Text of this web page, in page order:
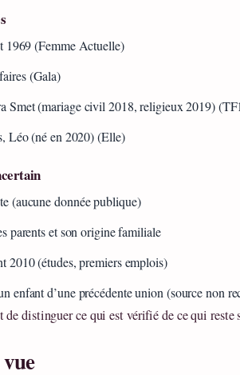
1969 (Femme Actuelle)
(Gala)
Smet (mariage civil 2018, religieux 2019)
Léo (né en 2020) (Elle)
(aucune donnée publique)
parents et son origine familiale
2010 (études, premiers emplois)
enfant d’une précédente union (source non
de distinguer ce qui est vérifié de ce qui reste